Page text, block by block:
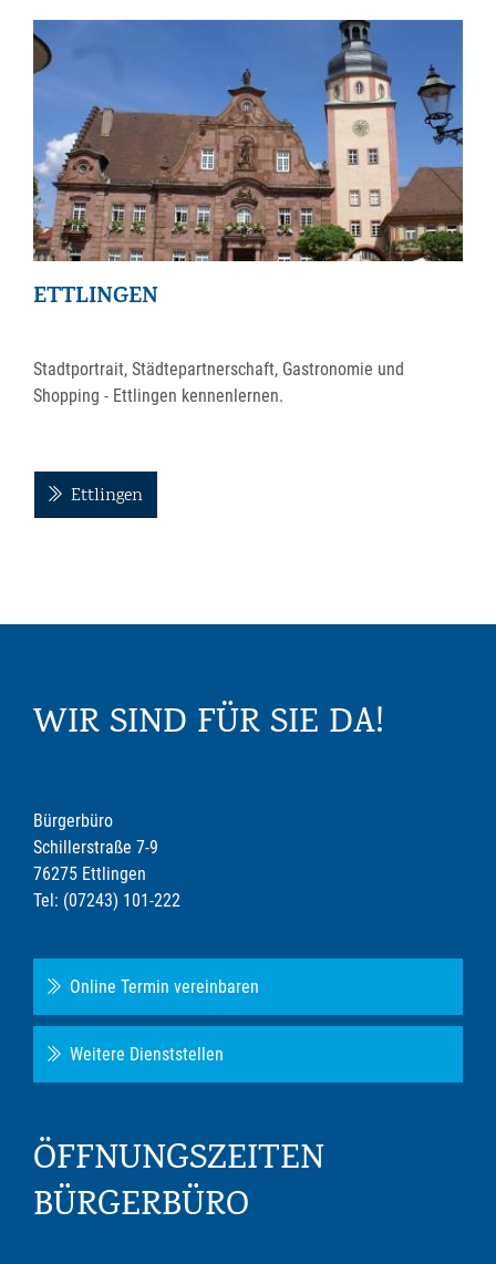
ETTLINGEN
Stadtportrait, Städtepartnerschaft, Gastronomie und
Shopping - Ettlingen kennenlernen.
Ettlingen
WIR SIND FÜR SIE DA!
Bürgerbüro
Schillerstraße 7-9
76275 Ettlingen
Tel: (07243) 101-222
Online Termin vereinbaren
Weitere Dienststellen
ÖFFNUNGSZEITEN
BÜRGERBÜRO